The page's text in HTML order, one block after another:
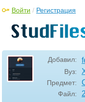
Войти / Регистрация
Добавил:
Вуз:
Предмет:
Файл: